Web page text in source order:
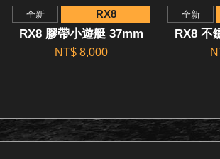
全新 RX8
RX8 膠帶小遊艇 37mm
NT$ 8,000
全新
RX8 不